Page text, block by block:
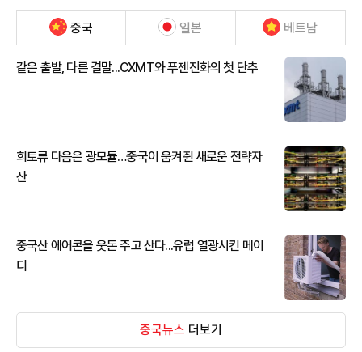
중국 일본 베트남
같은 출발, 다른 결말...CXMT와 푸젠진화의 첫 단추
희토류 다음은 광모듈…중국이 움켜쥔 새로운 전략자
산
중국산 에어콘을 웃돈 주고 산다...유럽 열광시킨 메이
디
중국뉴스 더보기